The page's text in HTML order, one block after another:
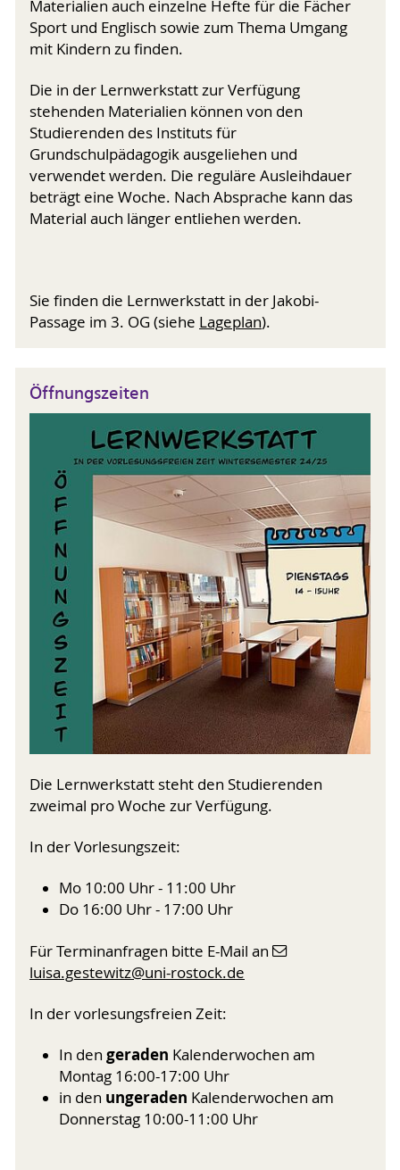
Materialien auch einzelne Hefte für die Fächer
Sport und Englisch sowie zum Thema Umgang
mit Kindern zu finden.
Die in der Lernwerkstatt zur Verfügung
stehenden Materialien können von den
Studierenden des Instituts für
Grundschulpädagogik ausgeliehen und
verwendet werden. Die reguläre Ausleihdauer
beträgt eine Woche. Nach Absprache kann das
Material auch länger entliehen werden.
Sie finden die Lernwerkstatt in der Jakobi-
Passage im 3. OG (siehe Lageplan).
Öffnungszeiten
Die Lernwerkstatt steht den Studierenden
zweimal pro Woche zur Verfügung.
In der Vorlesungszeit:
Mo 10:00 Uhr - 11:00 Uhr
Do 16:00 Uhr - 17:00 Uhr
Für Terminanfragen bitte E-Mail an
luisa.gestewitz@uni-rostock.de
In der vorlesungsfreien Zeit:
In den geraden Kalenderwochen am
Montag 16:00-17:00 Uhr
in den ungeraden Kalenderwochen am
Donnerstag 10:00-11:00 Uhr